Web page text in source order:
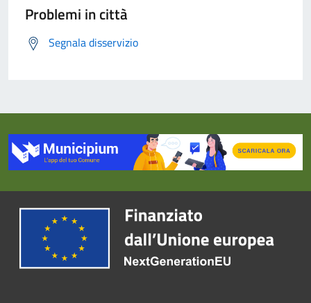
Problemi in città
Segnala disservizio